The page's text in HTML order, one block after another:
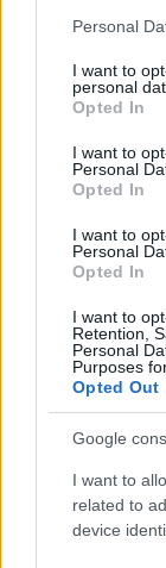
Please note
not limited to
grant or deny
use your data
consent section.
Personal
I want to
personal
Opted In
I want to
Personal
Opted In
I want to
Personal
Opted In
I want to
Retention,
Personal
Purposes
Opted Out
Google
I want to
related to
device